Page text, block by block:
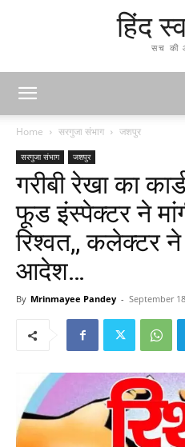
हिंद
सच की
Home सरगुजा संभाग जशपुर
सरगुजा संभाग जशपुर
गरीबी रेखा का
फूड इंस्पेक्टर ने
रिश्वत,, कलेक्टर
आदेश…
By Mrinmayee Pandey - September